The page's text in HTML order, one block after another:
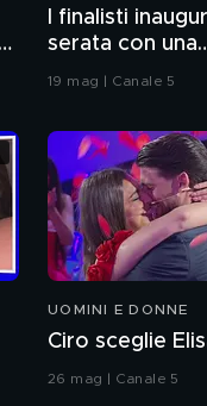
I finalisti
serata con una
coreografia
19 mag | Canale 5
UOMINI E DONNE
Ciro sceglie
26 mag | Canale 5